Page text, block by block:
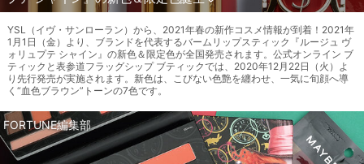
YSL（イヴ・サンローラン）から、2021年春の新作コスメ情報が到着！2021年
1月1日（金）より、ブランドを代表するバームリップスティック『ルージュ ヴ
ォリュプテ シャイン』の新色＆限定色が全国発売されます。公式オンライン ブ
ティックと表参道フラッグシップ ブティックでは、2020年12月22日（火）よ
り先行発売が実施されます。新色は、こびない色艶を纏わせ、一気に旬顔へ導
く“血色ブラウン”トーンの7色です。
FORTUNE編集部